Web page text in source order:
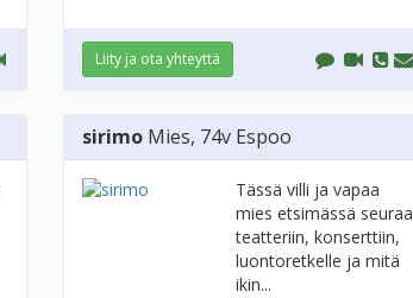
Liity ja ota yhteyttä
sirimo Mies, 74v Espoo
Tässä villi ja vapaa
mies etsimässä seuraa
teatteriin, konserttiin,
luontoretkelle ja mitä
ikin...